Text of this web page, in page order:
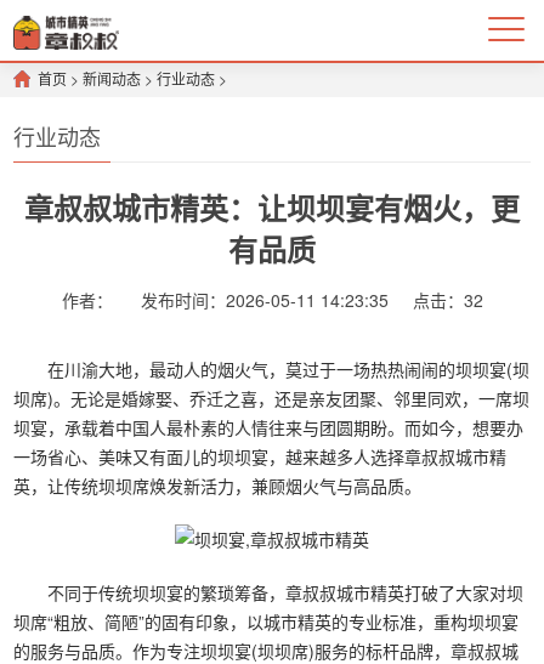
首页 >新闻动态 >行业动态 >
行业动态
章叔叔城市精英：让坝坝宴有烟火，更
有品质
作者： 发布时间：2026-05-11 14:23:35 点击： 32
在川渝大地，最动人的烟火气，莫过于一场热热闹闹的坝坝宴(坝
坝席)。无论是婚嫁娶、乔迁之喜，还是亲友团聚、邻里同欢，一席坝
坝宴，承载着中国人最朴素的人情往来与团圆期盼。而如今，想要办
一场省心、美味又有面儿的坝坝宴，越来越多人选择章叔叔城市精
英，让传统坝坝席焕发新活力，兼顾烟火气与高品质。
不同于传统坝坝宴的繁琐筹备，章叔叔城市精英打破了大家对坝
坝席“粗放、简陋”的固有印象，以城市精英的专业标准，重构坝坝宴
的服务与品质。作为专注坝坝宴(坝坝席)服务的标杆品牌，章叔叔城